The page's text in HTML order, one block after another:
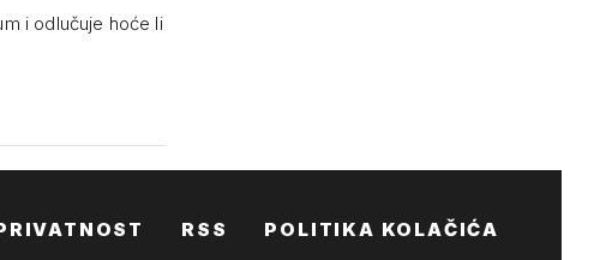
i odlučuje hoće li
RSS POLITIKA KOLAČIĆA